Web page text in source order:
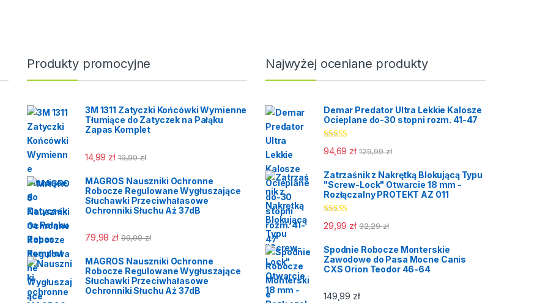
we wnętrzach
pracy na zewnątrz w
się
i
przy czym
wygodne.
pracownikowi
komfort i
użytkowanie.
technologię,
i ergonomię,
potrzeby
klientów.
Produkty promocyjne
3M 1311 Zatyczki Końcówki Wymienne
Tłumiące do Zatyczek na Pałąku
Zapas Komplet
14,99 zł 19,99zł
MAGROS Nauszniki Ochronne
Robocze Regulowane Wygłuszające
Słuchawki Przeciwhałasowe
Ochronniki Słuchu Aż 37dB
79,98 zł 99,99zł
MAGROS Nauszniki Ochronne
Robocze Regulowane Wygłuszające
Słuchawki Przeciwhałasowe
Ochronniki Słuchu Aż 37dB
Najwyżej oceniane produkty
Demar Predator Ultra Lekkie Kalosze
Ocieplane do-30 stopni rozm. 41-47
Oceniono
5.00na 5
94,69 zł 129,99zł
Zatrzaśnik z Nakrętką Blokującą Typu
"Screw-Lock" Otwarcie 18 mm -
Rozłączalny PROTEKT AZ 011
Oceniono
5.00na 5
29,99 zł 32,29zł
Spodnie Robocze Monterskie
Zawodowe do Pasa Mocne Canis
CXS Orion Teodor 46-64
149,99 zł